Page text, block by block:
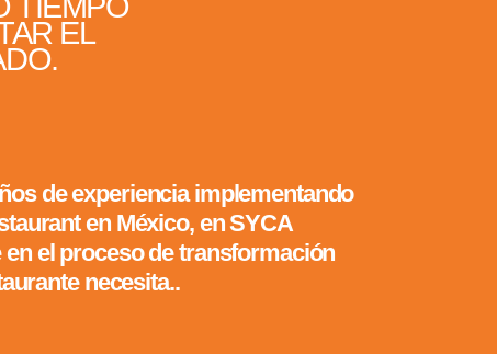
TIEMPO
EL
de experiencia implementando
en México, en SYCA
el proceso de transformación
necesita..